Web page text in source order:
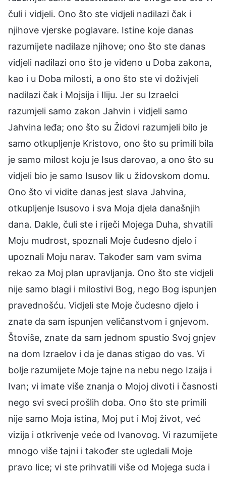
čuli i vidjeli. Ono što ste vidjeli nadilazi čak i
njihove vjerske poglavare. Istine koje danas
razumijete nadilaze njihove; ono što ste danas
vidjeli nadilazi ono što je viđeno u Doba zakona,
kao i u Doba milosti, a ono što ste vi doživjeli
nadilazi čak i Mojsija i Iliju. Jer su Izraelci
razumjeli samo zakon Jahvin i vidjeli samo
Jahvina leđa; ono što su Židovi razumjeli bilo je
samo otkupljenje Kristovo, ono što su primili bila
je samo milost koju je Isus darovao, a ono što su
vidjeli bio je samo Isusov lik u židovskom domu.
Ono što vi vidite danas jest slava Jahvina,
otkupljenje Isusovo i sva Moja djela današnjih
dana. Dakle, čuli ste i riječi Mojega Duha, shvatili
Moju mudrost, spoznali Moje čudesno djelo i
upoznali Moju narav. Također sam vam svima
rekao za Moj plan upravljanja. Ono što ste vidjeli
nije samo blagi i milostivi Bog, nego Bog ispunjen
pravednošću. Vidjeli ste Moje čudesno djelo i
znate da sam ispunjen veličanstvom i gnjevom.
Štoviše, znate da sam jednom spustio Svoj gnjev
na dom Izraelov i da je danas stigao do vas. Vi
bolje razumijete Moje tajne na nebu nego Izaija i
Ivan; vi imate više znanja o Mojoj divoti i časnosti
nego svi sveci prošlih doba. Ono što ste primili
nije samo Moja istina, Moj put i Moj život, već
vizija i otkrivenje veće od Ivanovog. Vi razumijete
mnogo više tajni i također ste ugledali Moje
pravo lice; vi ste prihvatili više od Mojega suda i